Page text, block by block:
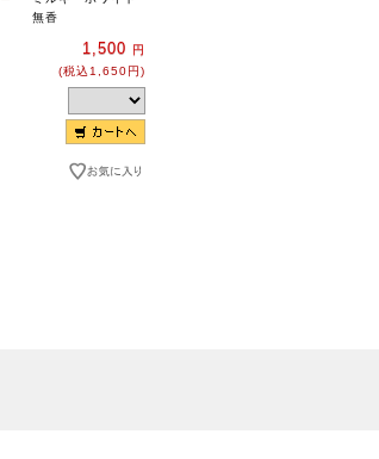
無香
1,500
円
(税込1,650円)